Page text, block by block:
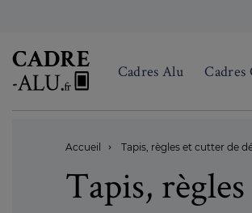
Cadres Alu Cadres
Accueil  Tapis, règles et cutter de
Tapis,